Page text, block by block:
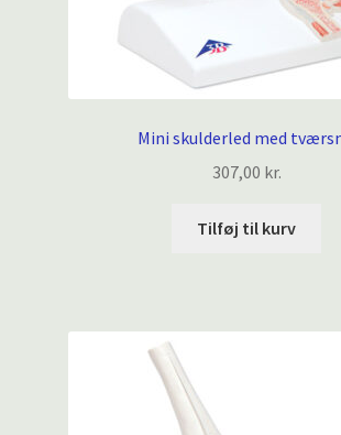
Mini skulderled med
307,00 kr.
Tilføj til kurv